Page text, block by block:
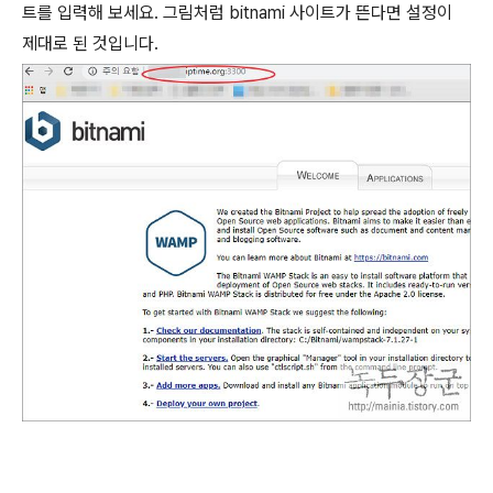
트를 입력해 보세요. 그림처럼 bitnami 사이트가 뜬다면 설정이
제대로 된 것입니다.